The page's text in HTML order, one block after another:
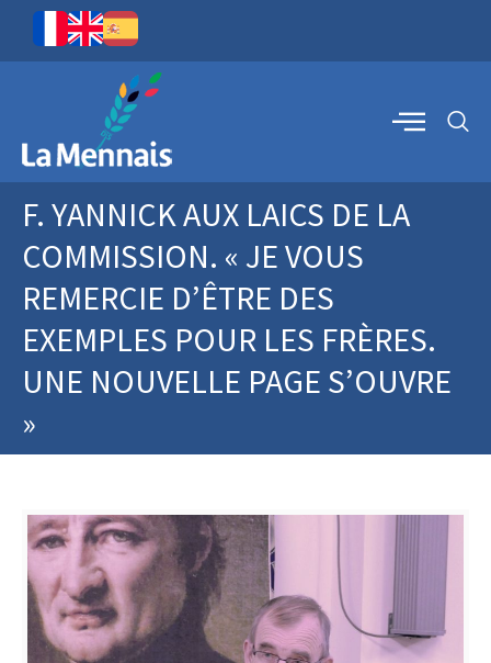
F. YANNICK AUX LAICS DE LA
COMMISSION. « JE VOUS
REMERCIE D’ÊTRE DES
EXEMPLES POUR LES FRÈRES.
UNE NOUVELLE PAGE S’OUVRE
»